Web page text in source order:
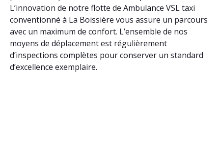
L’innovation de notre flotte de Ambulance VSL taxi
conventionné à La Boissière vous assure un parcours
avec un maximum de confort. L’ensemble de nos
moyens de déplacement est régulièrement
d’inspections complètes pour conserver un standard
d’excellence exemplaire.